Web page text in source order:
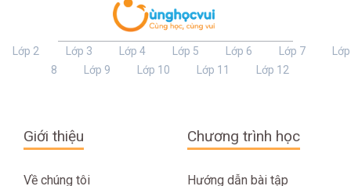
Lớp 2 Lớp 3 Lớp 4 Lớp 5 Lớp 6 Lớp 7
Lớp
8
Lớp 9 Lớp 10 Lớp 11 Lớp 12
Giới thiệu
Về chúng tôi
Chương trình học
Hướng dẫn bài tập